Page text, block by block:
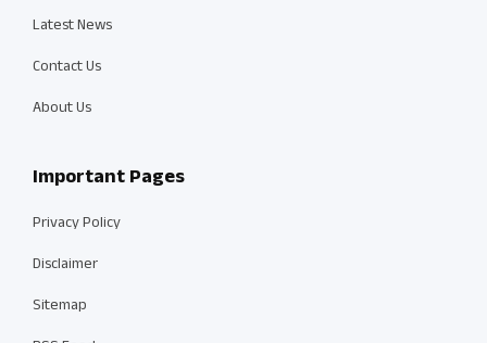
Latest News
Contact Us
About Us
Important Pages
Privacy Policy
Disclaimer
Sitemap